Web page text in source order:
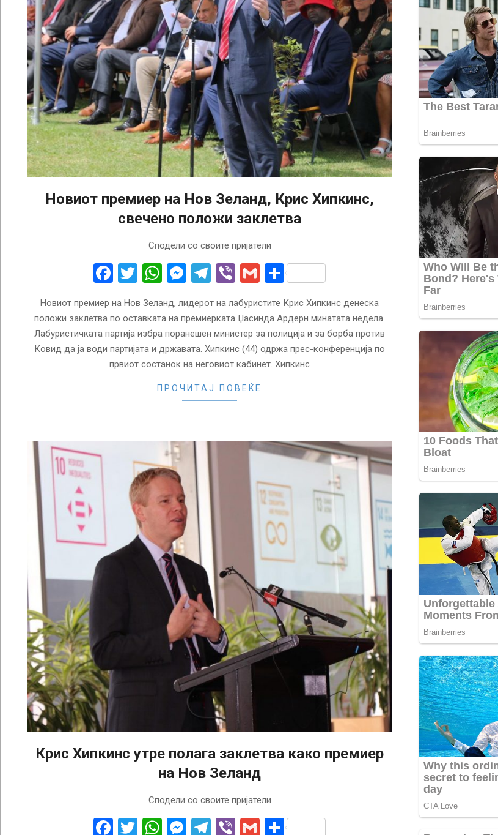
Новиот премиер на Нов Зеланд, Крис Хипкинс,
свечено положи заклетва
Сподели со своите пријатели
Facebook
TwitterWhatsApp
Messenger
Telegram
ViberGmailShare
Новиот премиер на Нов Зеланд, лидерот на лабуристите Крис Хипкинс денеска
положи заклетва по оставката на премиерката Џасинда Ардерн минатата недела.
Лабуристичката партија избра поранешен министер за полиција и за борба против
Ковид да ја води партијата и државата. Хипкинс (44) одржа прес-конференција по
првиот состанок на неговиот кабинет. Хипкинс
ПРОЧИТАЈ ПОВЕЌЕ
Крис Хипкинс утре полага заклетва како премиер
на Нов Зеланд
Сподели со своите пријатели
Facebook
TwitterWhatsApp
Messenger
Telegram
ViberGmailShare